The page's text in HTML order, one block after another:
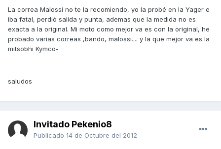
La correa Malossi no te la recomiendo, yo la probé en la Yager e
iba fatal, perdió salida y punta, ademas que la medida no es
exacta a la original. Mi moto como mejor va es con la original, he
probado varias correas ,bando, malossi.... y la que mejor va es la
mitsobhi Kymco-
saludos
Invitado Pekenio8
Publicado 14 de Octubre del 2012